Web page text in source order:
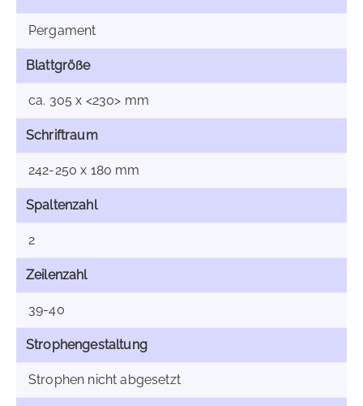
Pergament
Blattgröße
ca. 305 x <230> mm
Schriftraum
242-250 x 180 mm
Spaltenzahl
2
Zeilenzahl
39-40
Strophengestaltung
Strophen nicht abgesetzt